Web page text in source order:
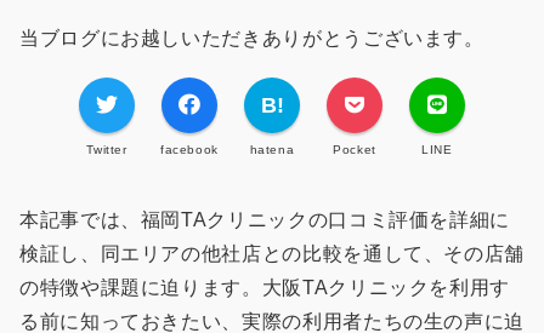
当ブログにお越しいただきありがとうございます。
Twitter facebook hatena Pocket LINE
本記事では、福岡TAクリニックの口コミ評価を詳細に
検証し、同エリアの他社店との比較を通して、その店舗
の特徴や課題に迫ります。大阪TAクリニックを利用す
る前に知っておきたい、実際の利用者たちの生の声に迫